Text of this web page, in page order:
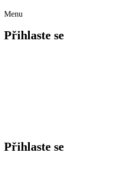
Menu
Přihlaste se
Přihlaste se